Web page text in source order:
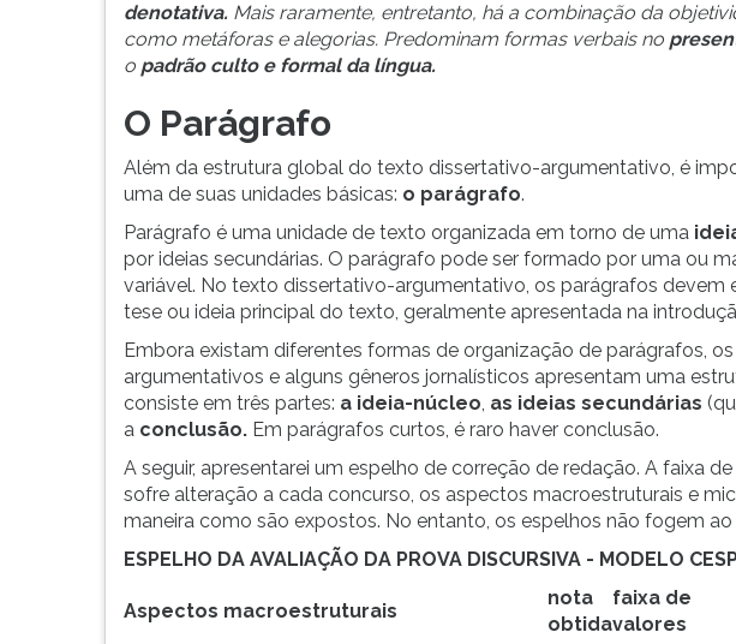
denotativa. Mais raramente, entretanto, há a combinação da
como metáforas e alegorias. Predominam formas verbais no
o padrão culto e formal da língua.
O Parágrafo
Além da estrutura global do texto dissertativo-argumentativo, é
uma de suas unidades básicas: o parágrafo.
Parágrafo é uma unidade de texto organizada em torno de uma
por ideias secundárias. O parágrafo pode ser formado por uma ou
variável. No texto dissertativo-argumentativo, os parágrafos devem
tese ou ideia principal do texto, geralmente apresentada na
Embora existam diferentes formas de organização de parágrafos,
argumentativos e alguns gêneros jornalísticos apresentam uma
consiste em três partes: a ideia-núcleo, as ideias secundárias
a conclusão. Em parágrafos curtos, é raro haver conclusão.
A seguir, apresentarei um espelho de correção de redação. A faixa
sofre alteração a cada concurso, os aspectos macroestruturais e
maneira como são expostos. No entanto, os espelhos não fogem
ESPELHO DA AVALIAÇÃO DA PROVA DISCURSIVA - MODELO
Aspectos macroestruturais
nota
obtida
faixa de
valores